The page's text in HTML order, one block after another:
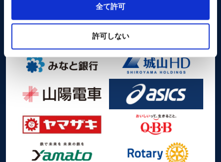
Cookieを許可しない場合、ウェブサイト上のすべての機
能やコンテンツに完全にアクセスできなくなる可能性が
全て許可
許可しない
Sponsor